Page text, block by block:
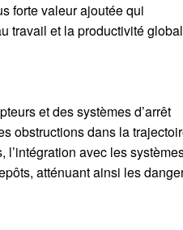
forte valeur ajoutée qui
travail et la productivité
et des systèmes d’arrêt
obstructions dans la
avec les
atténuant ainsi les